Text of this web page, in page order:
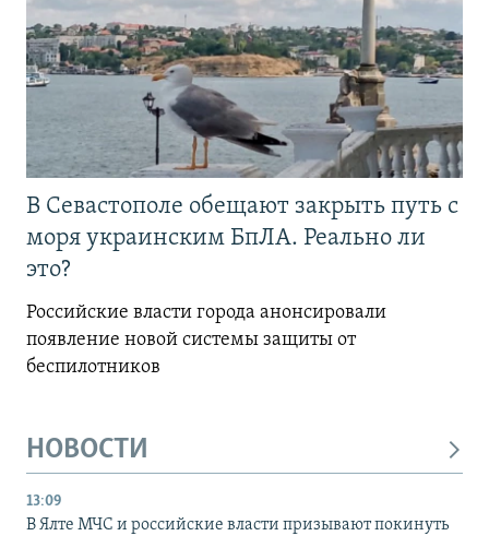
В Севастополе обещают закрыть путь с
моря украинским БпЛА. Реально ли
это?
Российские власти города анонсировали
появление новой системы защиты от
беспилотников
НОВОСТИ
13:09
В Ялте МЧС и российские власти призывают покинуть